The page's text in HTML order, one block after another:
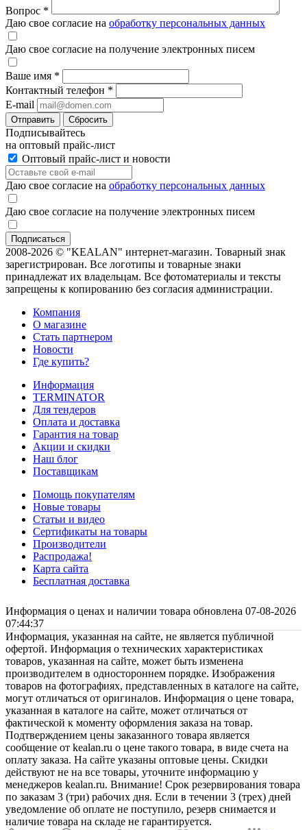
Вопрос *
Даю свое согласие на обработку персональных данных
Даю свое согласие на получение электронных писем
Ваше имя *
Контактный телефон *
E-mail
Отправить Сбросить
Подписывайтесь
на оптовый прайс-лист
Оптовый прайс-лист и новости
Даю свое согласие на обработку персональных данных
Даю свое согласие на получение электронных писем
2008-2026 © "KEALAN" интернет-магазин. Товарный знак
зарегистрирован. Все логотипы и товарные знаки
принадлежат их владельцам. Все фотоматериалы и тексты
запрещены к копированию без согласия администрации.
Компания
О магазине
Стать партнером
Новости
Где купить?
Информация
TERMINATOR
Для тендеров
Оплата и доставка
Гарантия на товар
Акции и скидки
Наш блог
Поставщикам
Помощь покупателям
Новые товары
Статьи и видео
Сертификаты на товары
Производители
Распродажа!
Карта сайта
Бесплатная доставка
Информация о ценах и наличии товара обновлена 07-08-2026
07:44:37
Информация, указанная на сайте, не является публичной
офертой. Информация о технических характеристиках
товаров, указанная на сайте, может быть изменена
производителем в одностороннем порядке. Изображения
товаров на фотографиях, представленных в каталоге на сайте,
могут отличаться от оригиналов. Информация о цене товара,
указанная в каталоге на сайте, может отличаться от
фактической к моменту оформления заказа на товар.
Подтверждением цены заказанного товара является
сообщение от kealan.ru о цене такого товара, в виде счета на
оплату заказа. На сайте указаны оптовые цены. Скидки
действуют не на все товары, уточните информацию у
менеджеров kealan.ru. Внимание! Срок резервирования товара
по заказам 3 (три) рабочих дня. Если в течении 3 (трех) дней
уведомление об оплате не поступило, резерв снимается и
наличие товара на складе не гарантируется.